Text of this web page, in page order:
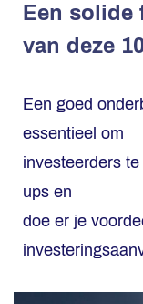
Een solide
van deze
Een goed
essentieel om
investeerders
ups en
doe er je